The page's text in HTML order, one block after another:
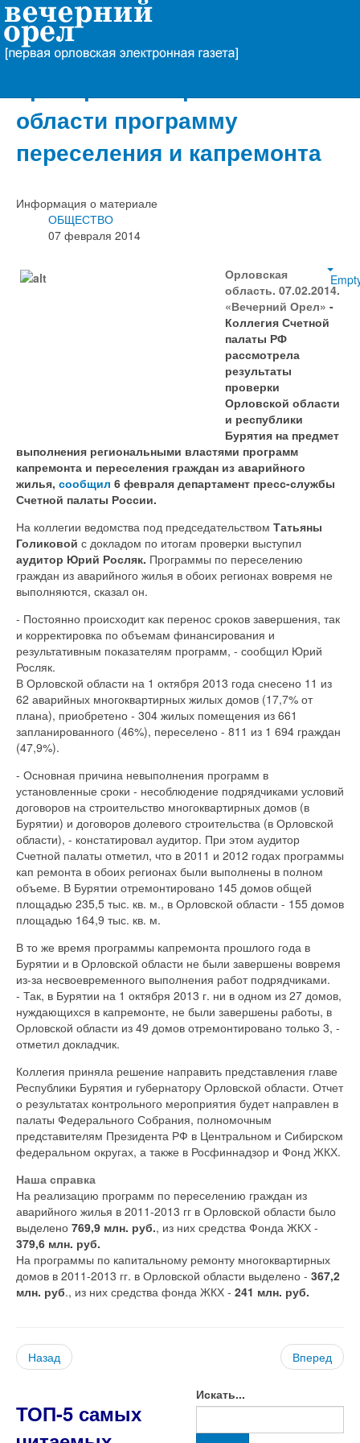
Счетная палата РФ
области программу
переселения и капремонта
Информация о материале
ОБЩЕСТВО
07 февраля 2014
Орловская
область. 07.02.2014.
«Вечерний Орел» -
Коллегия Счетной
палаты РФ
рассмотрела
результаты
проверки
Орловской области
и республики
Бурятия на предмет
выполнения региональными властями программ
капремонта и переселения граждан из аварийного
жилья, сообщил 6 февраля департамент пресс-службы
Счетной палаты России.
На коллегии ведомства под председательством Татьяны
Голиковой с докладом по итогам проверки выступил
аудитор Юрий Росляк. Программы по переселению
граждан из аварийного жилья в обоих регионах вовремя не
выполняются, сказал он.
- Постоянно происходит как перенос сроков завершения, так
и корректировка по объемам финансирования и
результативным показателям программ, - сообщил Юрий
Росляк.
В Орловской области на 1 октября 2013 года снесено 11 из
62 аварийных многоквартирных жилых домов (17,7% от
плана), приобретено - 304 жилых помещения из 661
запланированного (46%), переселено - 811 из 1 694 граждан
(47,9%).
- Основная причина невыполнения программ в
установленные сроки - несоблюдение подрядчиками условий
договоров на строительство многоквартирных домов (в
Бурятии) и договоров долевого строительства (в Орловской
области), - констатировал аудитор. При этом аудитор
Счетной палаты отметил, что в 2011 и 2012 годах программы
кап ремонта в обоих регионах были выполнены в полном
объеме. В Бурятии отремонтировано 145 домов общей
площадью 235,5 тыс. кв. м., в Орловской области - 155 домов
площадью 164,9 тыс. кв. м.
В то же время программы капремонта прошлого года в
Бурятии и в Орловской области не были завершены вовремя
из-за несвоевременного выполнения работ подрядчиками.
- Так, в Бурятии на 1 октября 2013 г. ни в одном из 27 домов,
нуждающихся в капремонте, не были завершены работы, в
Орловской области из 49 домов отремонтировано только 3, -
отметил докладчик.
Коллегия приняла решение направить представления главе
Республики Бурятия и губернатору Орловской области. Отчет
о результатах контрольного мероприятия будет направлен в
палаты Федерального Собрания, полномочным
представителям Президента РФ в Центральном и Сибирском
федеральном округах, а также в Росфиннадзор и Фонд ЖКХ.
Наша справка
На реализацию программ по переселению граждан из
аварийного жилья в 2011-2013 гг в Орловской области было
выделено 769,9 млн. руб., из них средства Фонда ЖКХ -
379,6 млн. руб.
На программы по капитальному ремонту многоквартирных
домов в 2011-2013 гг. в Орловской области выделено - 367,2
млн. руб., из них средства фонда ЖКХ - 241 млн. руб.
Назад Вперед
ТОП-5 самых
Искать...